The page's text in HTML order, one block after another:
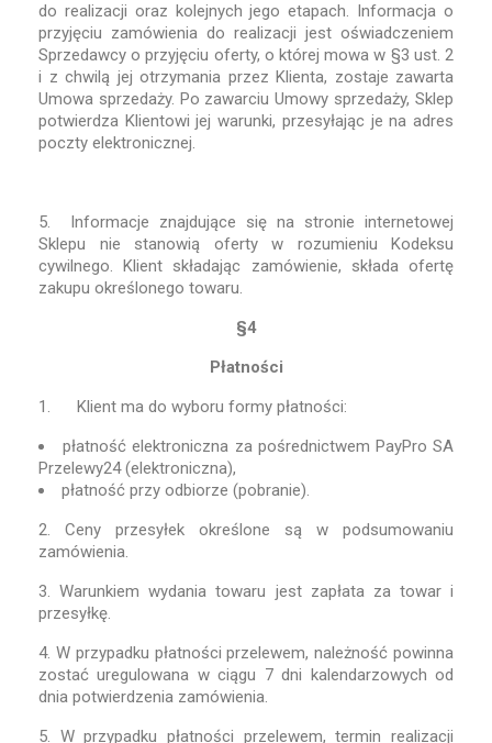
do realizacji oraz kolejnych jego etapach. Informacja o
przyjęciu zamówienia do realizacji jest oświadczeniem
Sprzedawcy o przyjęciu oferty, o której mowa w §3 ust. 2
i z chwilą jej otrzymania przez Klienta, zostaje zawarta
Umowa sprzedaży. Po zawarciu Umowy sprzedaży, Sklep
potwierdza Klientowi jej warunki, przesyłając je na adres
poczty elektronicznej.
5. Informacje znajdujące się na stronie internetowej
Sklepu nie stanowią oferty w rozumieniu Kodeksu
cywilnego. Klient składając zamówienie, składa ofertę
zakupu określonego towaru.
§4
Płatności
1. Klient ma do wyboru formy płatności:
płatność elektroniczna za pośrednictwem PayPro SA
Przelewy24 (elektroniczna),
płatność przy odbiorze (pobranie).
2. Ceny przesyłek określone są w podsumowaniu
zamówienia.
3. Warunkiem wydania towaru jest zapłata za towar i
przesyłkę.
4. W przypadku płatności przelewem, należność powinna
zostać uregulowana w ciągu 7 dni kalendarzowych od
dnia potwierdzenia zamówienia.
5. W przypadku płatności przelewem, termin realizacji